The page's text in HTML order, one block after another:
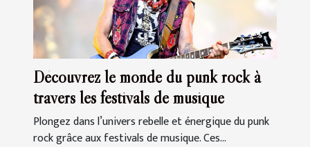
Découvrez le monde du punk rock à
travers les festivals de musique
Plongez dans l’univers rebelle et énergique du punk
rock grâce aux festivals de musique. Ces...